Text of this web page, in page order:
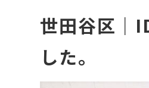
世田谷区｜
した。